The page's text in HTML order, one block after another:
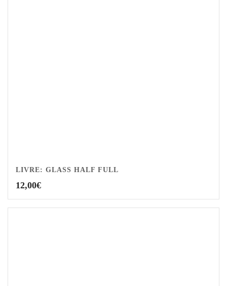
LIVRE: GLASS HALF FULL
12,00€